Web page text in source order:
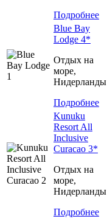
Подробнее
Blue Bay
Lodge 4*
Отдых на
море,
Нидерланды
Подробнее
Kunuku
Resort All
Inclusive
Curacao 3*
Отдых на
море,
Нидерланды
Подробнее